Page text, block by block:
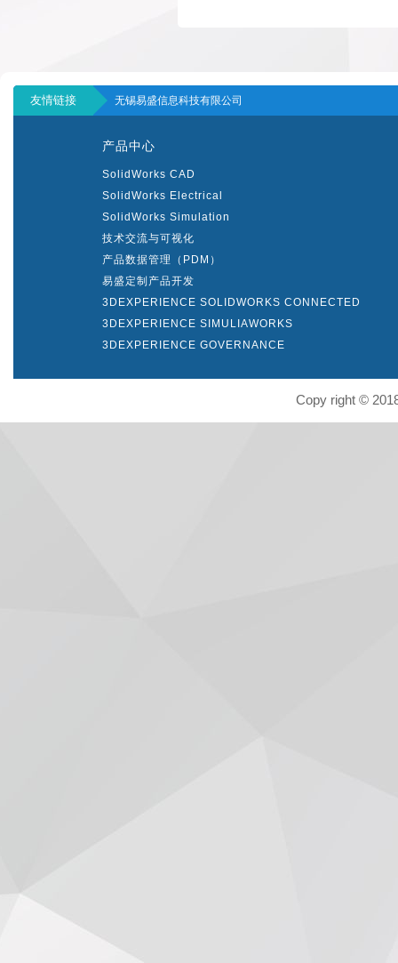
友情链接 无锡易盛信息科技有限公司
产品中心
SolidWorks CAD
SolidWorks Electrical
SolidWorks Simulation
技术交流与可视化
产品数据管理（PDM）
易盛定制产品开发
3DEXPERIENCE SOLIDWORKS CONNECTED
3DEXPERIENCE SIMULIAWORKS
3DEXPERIENCE GOVERNANCE
Copy right ©